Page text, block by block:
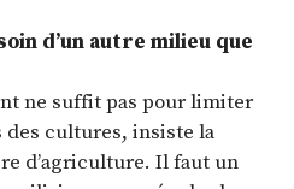
d’un autre milieu que
ne suffit pas pour limiter
cultures, insiste la
d’agriculture. Il faut un